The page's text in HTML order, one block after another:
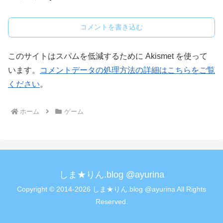
コメントを書き込む
このサイトはスパムを低減するために Akismet を使って
います。
コメントデータの処理方法の詳細はこちらをご覧
ください。
ホーム ゲーム
しま★りん.blog @ayurina
Copyright © 2014-2026 しま★りん.blog @ayurina All Rights
Reserved.